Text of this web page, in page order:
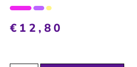
€ 12,80